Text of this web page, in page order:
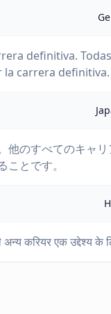
definitiva.
la carrera definitiva.
他のすべてのキャ
とです。
अन्य करियर एक उद्देश्य